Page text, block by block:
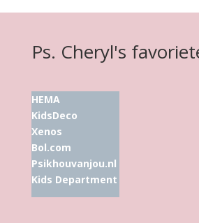
Ps. Cheryl's
HEMA
KidsDeco
Xenos
Bol.com
Psikhouvanjou.nl
Kids Department